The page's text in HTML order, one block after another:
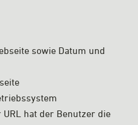
sowie Datum und
URL hat der Benutzer die